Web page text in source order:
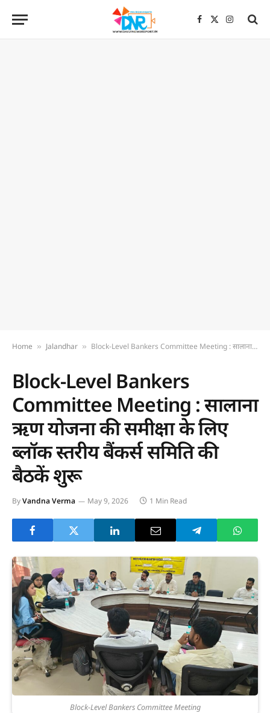
Facebook
X
Home » Jalandhar » Block-Level Bankers Committee Meeting : सालाना ऋण योजना की समीक्षा के लिए ब्लॉक स्तरीय बैंकर्स समिति की बैठकें शुरू
Block-Level Bankers
Committee Meeting : सालाना
ऋण योजना की समीक्षा के लिए
ब्लॉक स्तरीय बैंकर्स समिति की
बैठकें शुरू
ByVandna Verma May 9, 2026 1 Min Read
Block-Level Bankers Committee Meeting